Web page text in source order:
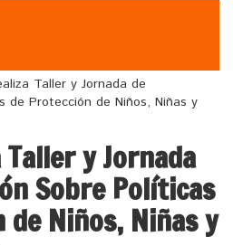
Taller y Jornada de
de Protección de Niños, Niñas y
Taller y Jornada
Sobre Políticas
Niños, Niñas y